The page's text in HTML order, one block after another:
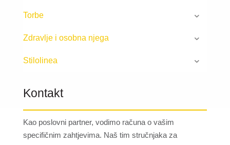
Torbe
Zdravlje i osobna njega
Stilolinea
Kontakt
Kao poslovni partner, vodimo računa o vašim
specifičnim zahtjevima. Naš tim stručnjaka za